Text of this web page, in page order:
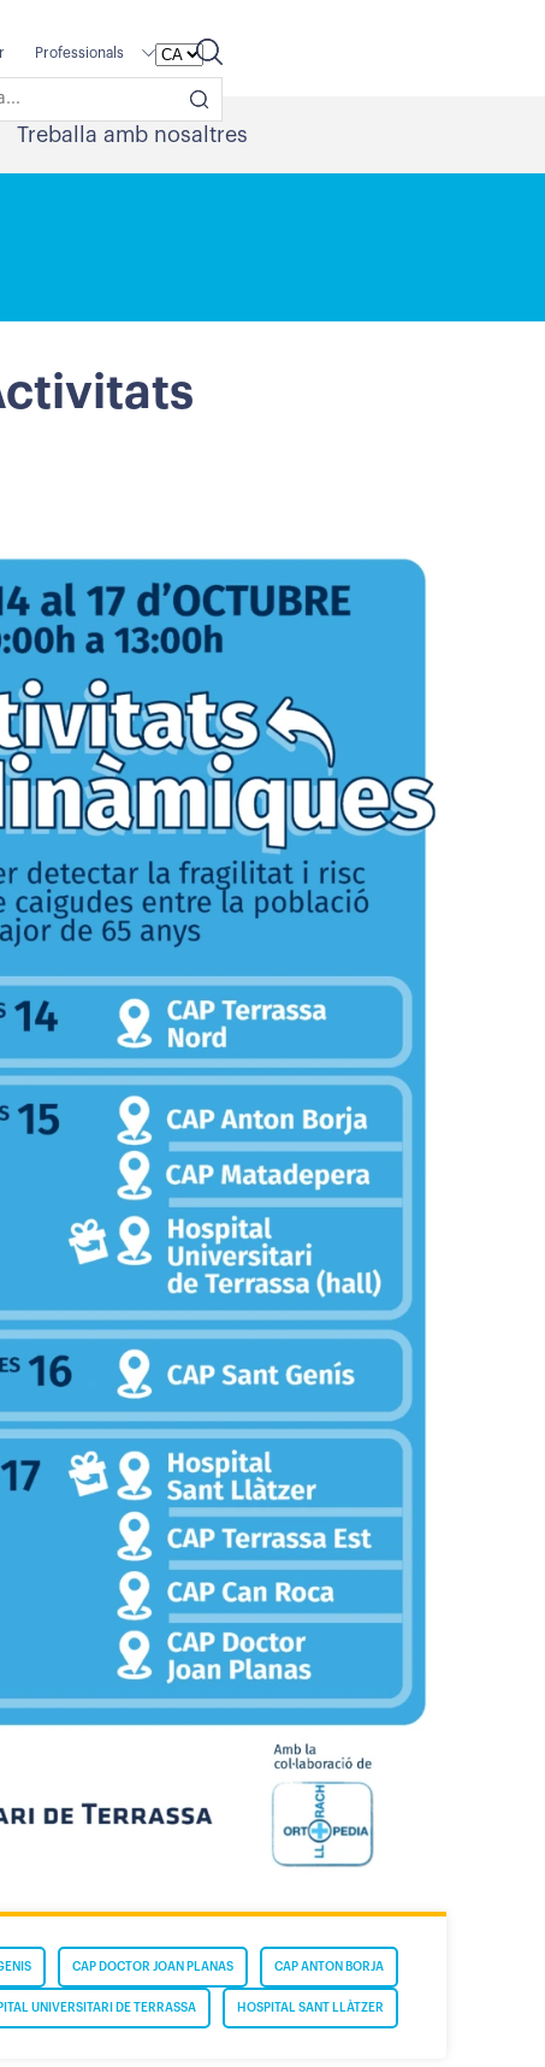
Professionals
Treballa amb nosaltres
CAP ANTON BORJA
CAP DOCTOR JOAN PLANAS
HOSPITAL SANT LLÀTZER
UNIVERSITARI DE TERRASSA